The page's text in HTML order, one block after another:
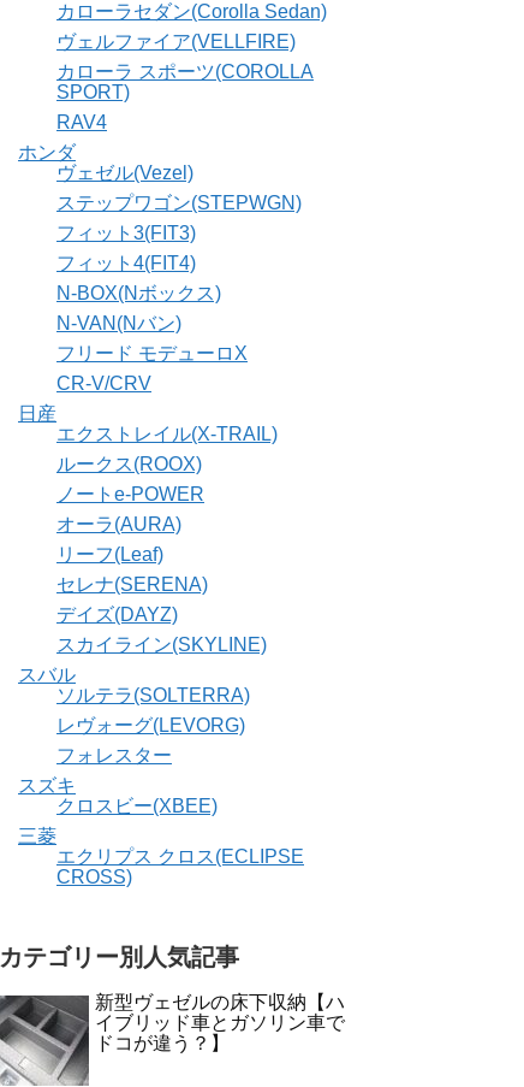
カローラセダン(Corolla Sedan)
ヴェルファイア(VELLFIRE)
カローラ スポーツ(COROLLA
SPORT)
RAV4
ホンダ
ヴェゼル(Vezel)
ステップワゴン(STEPWGN)
フィット3(FIT3)
フィット4(FIT4)
N-BOX(Nボックス)
N-VAN(Nバン)
フリード モデューロX
CR-V/CRV
日産
エクストレイル(X-TRAIL)
ルークス(ROOX)
ノートe-POWER
オーラ(AURA)
リーフ(Leaf)
セレナ(SERENA)
デイズ(DAYZ)
スカイライン(SKYLINE)
スバル
ソルテラ(SOLTERRA)
レヴォーグ(LEVORG)
フォレスター
スズキ
クロスビー(XBEE)
三菱
エクリプス クロス(ECLIPSE
CROSS)
カテゴリー別人気記事
新型ヴェゼルの床下収納【ハ
イブリッド車とガソリン車で
ドコが違う？】